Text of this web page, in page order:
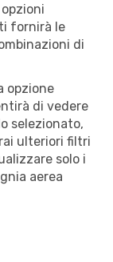
fornirà le
di
opzione
di vedere
selezionato,
ulteriori filtri
solo i
aerea